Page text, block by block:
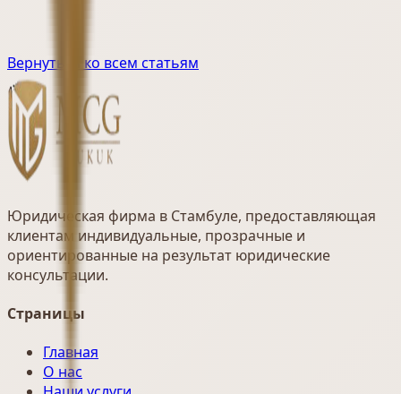
Вернуться ко всем статьям
Юридическая фирма в Стамбуле, предоставляющая
клиентам индивидуальные, прозрачные и
ориентированные на результат юридические
консультации.
Страницы
Главная
О нас